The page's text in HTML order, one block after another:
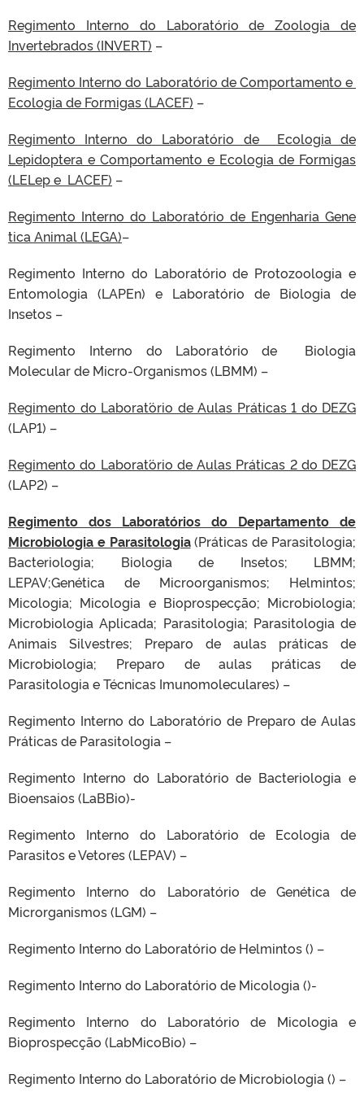
Regimento Interno do Laboratório de Zoologia de
Invertebrados (INVERT) –
Regimento Interno do Laboratório de Comportamento e
Ecologia de Formigas (LACEF) –
Regimento Interno do Laboratório de Ecologia de
Lepidoptera e Comportamento e Ecologia de Formigas
(LELep e LACEF) –
Regimento Interno do Laboratório de Engenharia Gene
´tica Animal (LEGA)–
Regimento Interno do Laboratório de Protozoologia e
Entomologia (LAPEn) e Laboratório de Biologia de
Insetos –
Regimento Interno do Laboratório de Biologia
Molecular de Micro-Organismos (LBMM) –
Regimento do Laborat´ório de Aulas Práticas 1 do DEZG
(LAP1) –
Regimento do Laborat´ório de Aulas Práticas 2 do DEZG
(LAP2) –
Regimento dos Laboratórios do Departamento de
Microbiologia e Parasitologia(Práticas de Parasitologia;
Bacteriologia; Biologia de Insetos; LBMM;
LEPAV;Genética de Microorganismos; Helmintos;
Micologia; Micologia e Bioprospecção; Microbiologia;
Microbiologia Aplicada; Parasitologia; Parasitologia de
Animais Silvestres; Preparo de aulas práticas de
Microbiologia; Preparo de aulas práticas de
Parasitologia e Técnicas Imunomoleculares) –
Regimento Interno do Laboratório de Preparo de Aulas
Práticas de Parasitologia –
Regimento Interno do Laboratório de Bacteriologia e
Bioensaios (LaBBio)-
Regimento Interno do Laboratório de Ecologia de
Parasitos e Vetores (LEPAV) –
Regimento Interno do Laboratório de Genética de
Microrganismos (LGM) –
Regimento Interno do Laboratório de Helmintos () –
Regimento Interno do Laboratório de Micologia ()-
Regimento Interno do Laboratório de Micologia e
Bioprospecção (LabMicoBio) –
Regimento Interno do Laboratório de Microbiologia () –